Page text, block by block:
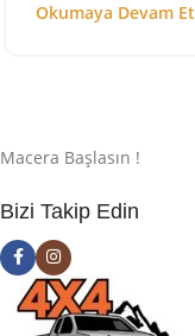
Okumaya Devam Et
Macera Başlasın !
Bizi Takip Edin